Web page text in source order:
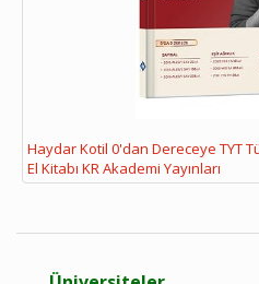
Haydar Kotil 0'dan Dereceye TYT
El Kitabı KR Akademi Yayınları